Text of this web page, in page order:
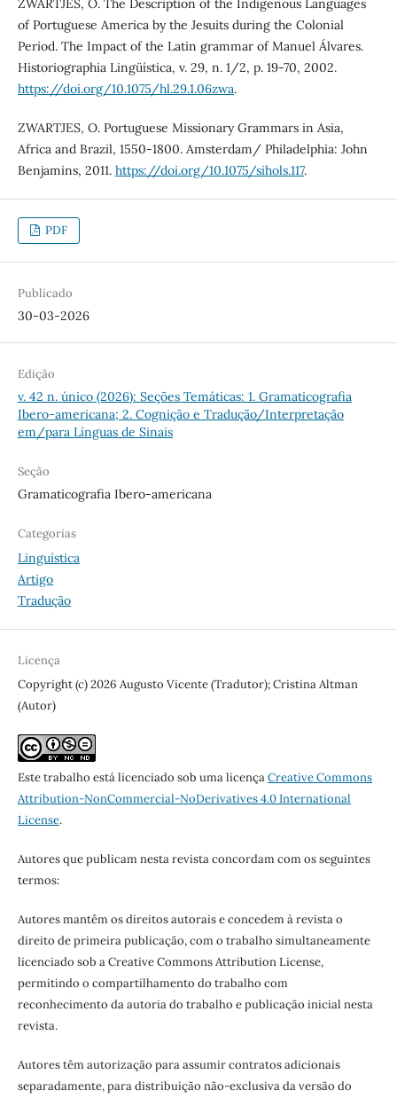
of Portuguese America by the Jesuits during the Colonial
Period. The Impact of the Latin grammar of Manuel Álvares.
Historiographia Lingüística, v. 29, n. 1/2, p. 19-70, 2002.
https://doi.org/10.1075/hl.29.1.06zwa.
ZWARTJES, O. Portuguese Missionary Grammars in Asia,
Africa and Brazil, 1550-1800. Amsterdam/ Philadelphia: John
Benjamins, 2011. https://doi.org/10.1075/sihols.117.
PDF
Publicado
30-03-2026
Edição
v. 42 n. único (2026): Seções Temáticas: 1. Gramaticografia
Ibero-americana; 2. Cognição e Tradução/Interpretação
em/para Línguas de Sinais
Seção
Gramaticografia Ibero-americana
Categorias
Linguística
Artigo
Tradução
Licença
Copyright (c) 2026 Augusto Vicente (Tradutor); Cristina Altman
(Autor)
Este trabalho está licenciado sob uma licençaCreative Commons
Attribution-NonCommercial-NoDerivatives 4.0 International
License.
Autores que publicam nesta revista concordam com os seguintes
termos:
Autores mantêm os direitos autorais e concedem à revista o
direito de primeira publicação, com o trabalho simultaneamente
licenciado sob a Creative Commons Attribution License,
permitindo o compartilhamento do trabalho com
reconhecimento da autoria do trabalho e publicação inicial nesta
revista.
Autores têm autorização para assumir contratos adicionais
separadamente, para distribuição não-exclusiva da versão do